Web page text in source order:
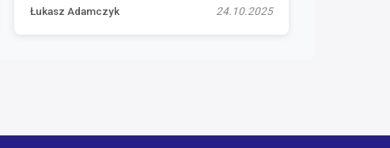
Łukasz Adamczyk 24.10.2025